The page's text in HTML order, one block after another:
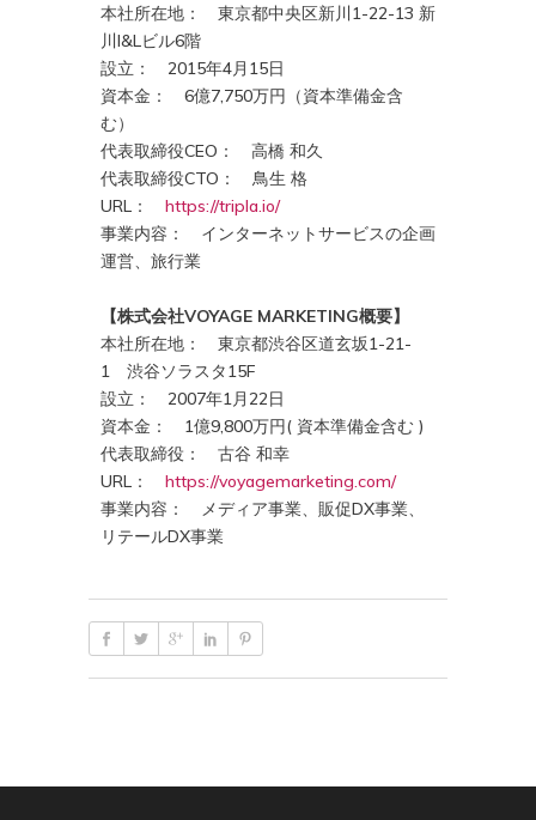
本社所在地： 東京都中央区新川1-22-13 新
川I&Lビル6階
設立： 2015年4月15日
資本金： 6億7,750万円（資本準備金含
む）
代表取締役CEO： 高橋 和久
代表取締役CTO： 鳥生 格
URL： https://tripla.io/
事業内容： インターネットサービスの企画
運営、旅行業
【株式会社VOYAGE MARKETING概要】
本社所在地： 東京都渋谷区道玄坂1-21-
1 渋谷ソラスタ15F
設立： 2007年1月22日
資本金： 1億9,800万円( 資本準備金含む )
代表取締役： 古谷 和幸
URL： https://voyagemarketing.com/
事業内容： メディア事業、販促DX事業、
リテールDX事業